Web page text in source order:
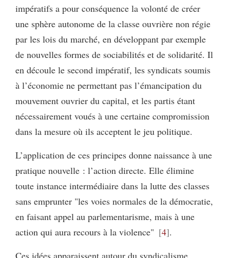
impératifs a pour conséquence la volonté de créer
une sphère autonome de la classe ouvrière non régie
par les lois du marché, en développant par exemple
de nouvelles formes de sociabilités et de solidarité. Il
en découle le second impératif, les syndicats soumis
à l’économie ne permettant pas l’émancipation du
mouvement ouvrier du capital, et les partis étant
nécessairement voués à une certaine compromission
dans la mesure où ils acceptent le jeu politique.
L’application de ces principes donne naissance à une
pratique nouvelle : l’action directe. Elle élimine
toute instance intermédiaire dans la lutte des classes
sans emprunter "les voies normales de la démocratie,
en faisant appel au parlementarisme, mais à une
action qui aura recours à la violence"
4 .
Ces idées apparaissent autour du syndicalisme